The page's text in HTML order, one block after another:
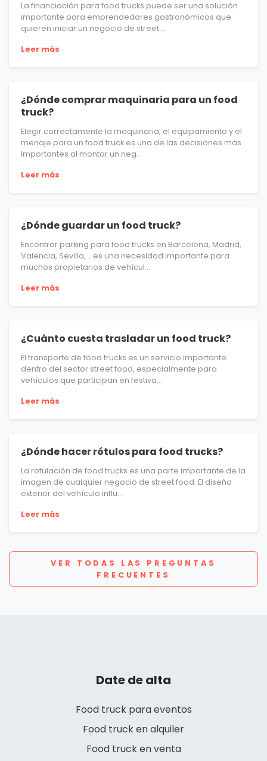
La financiación para food trucks puede ser una solución
importante para emprendedores gastronómicos que
quieren iniciar un negocio de street...
Leer más
¿Dónde comprar maquinaria para un food
truck?
Elegir correctamente la maquinaria, el equipamiento y el
menaje para un food truck es una de las decisiones más
importantes al montar un neg...
Leer más
¿Dónde guardar un food truck?
Encontrar parking para food trucks en Barcelona, Madrid,
Valencia, Sevilla, …es una necesidad importante para
muchos propietarios de vehícul...
Leer más
¿Cuánto cuesta trasladar un food truck?
El transporte de food trucks es un servicio importante
dentro del sector street food, especialmente para
vehículos que participan en festiva...
Leer más
¿Dónde hacer rótulos para food trucks?
La rotulación de food trucks es una parte importante de la
imagen de cualquier negocio de street food. El diseño
exterior del vehículo influ...
Leer más
VER TODAS LAS PREGUNTAS
FRECUENTES
Date de alta
Food truck para eventos
Food truck en alquiler
Food truck en venta